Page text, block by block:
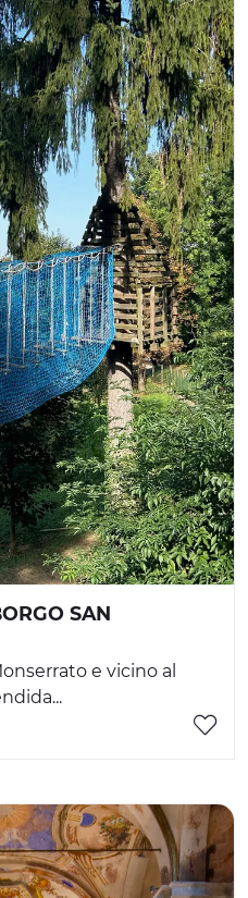
SAN
e vicino al